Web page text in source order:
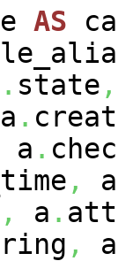
AS
. state ,
a .
a .
, a
, a .
, a